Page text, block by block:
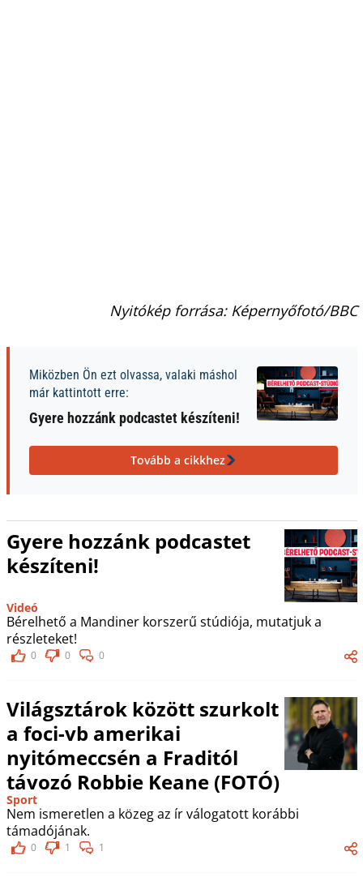
Nyitókép forrása: Képernyőfotó/BBC
Miközben Ön ezt olvassa, valaki máshol
már kattintott erre:
Gyere hozzánk podcastet készíteni!
Tovább a cikkhez
Gyere hozzánk podcastet
készíteni!
Videó
Bérelhető a Mandiner korszerű stúdiója, mutatjuk a
részleteket!
0 0 0
Világsztárok között szurkolt
a foci-vb amerikai
nyitómeccsén a Fraditól
távozó Robbie Keane (FOTÓ)
Sport
Nem ismeretlen a közeg az ír válogatott korábbi
támadójának.
0 1 1